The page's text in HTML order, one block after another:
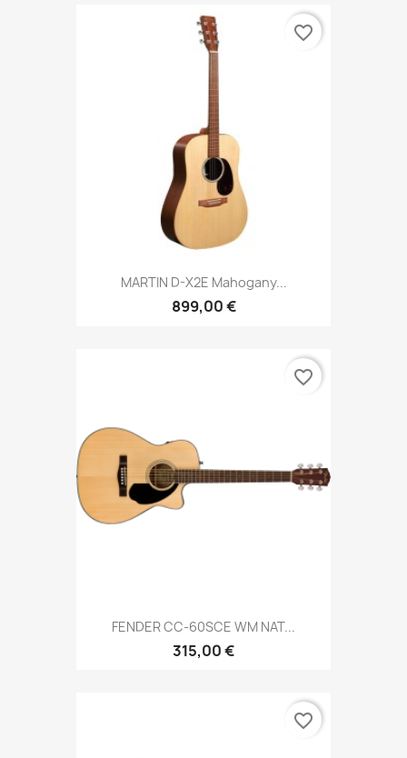
MARTIN D-X2E Mahogany...
899,00 €
favorite_border
FENDER CC-60SCE WM NAT...
315,00 €
favorite_border
favorite_border